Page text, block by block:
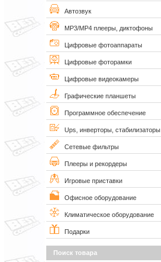
Автозвук
MP3/MP4 плееры, диктофоны
Цифровые фотоаппараты
Цифровые фоторамки
Цифровые видеокамеры
Графические планшеты
Программное обеспечение
Ups, инверторы, стабилизаторы
Сетевые фильтры
Плееры и рекордеры
Игровые приставки
Офисное оборудование
Климатическое оборудование
Подарки
Поиск товара